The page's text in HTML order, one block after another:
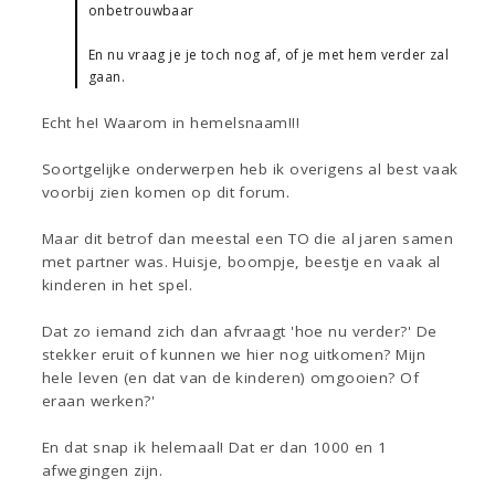
onbetrouwbaar
En nu vraag je je toch nog af, of je met hem verder zal
gaan.
Echt he! Waarom in hemelsnaam!!!
Soortgelijke onderwerpen heb ik overigens al best vaak
voorbij zien komen op dit forum.
Maar dit betrof dan meestal een TO die al jaren samen
met partner was. Huisje, boompje, beestje en vaak al
kinderen in het spel.
Dat zo iemand zich dan afvraagt 'hoe nu verder?' De
stekker eruit of kunnen we hier nog uitkomen? Mijn
hele leven (en dat van de kinderen) omgooien? Of
eraan werken?'
En dat snap ik helemaal! Dat er dan 1000 en 1
afwegingen zijn.